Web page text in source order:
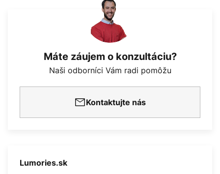
Máte záujem o konzultáciu?
Naši odborníci Vám radi pomôžu
Kontaktujte nás
Lumories.sk